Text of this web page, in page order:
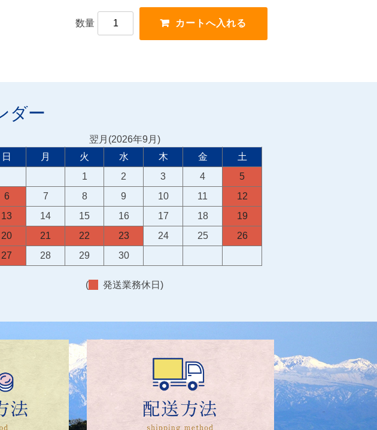
数量
ダー
翌月(2026年9月)
日
月 火 水 木 金
土
1
2 3 4
5
6
7 8 9 10 11
12
13
14 15 16 17 18
19
20
21 22 23 24 25
26
27
28 29 30
( 発送業務休日)